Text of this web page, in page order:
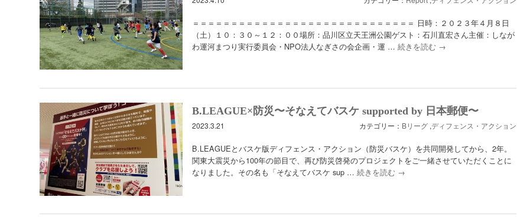
＝＝＝＝＝＝＝＝＝＝＝＝＝＝＝＝＝＝＝＝＝＝＝＝＝＝＝＝＝ 日時：２０２３年４月８日
（土）１０：３０～１２：００場所：品川区立天王洲公園ゲスト：石川直宏さん主催：しなが
わ運河まつり実行委員会・NPO法人なぎさの会企画・運 …続きを読む →
B.LEAGUE×防災〜そなえてバスケ supported by 日本郵便〜
2023.3.21 カテゴリー： Bリーグ,ディフェンス・アクション
B.LEAGUEとバスケ版ディフェンス・アクション（防災バスケ）を共同開発してから、2年。
関東大震災から100年の節目で、再び防災啓発のプロジェクトをご一緒させていただくことに
なりました。その名も「そなえてバスケ sup …続きを読む →